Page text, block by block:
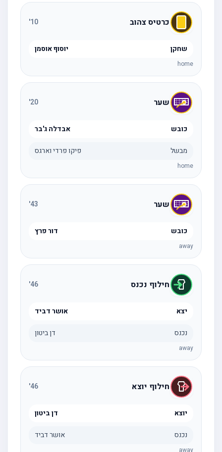
כרטיס צהוב 10
'
שחקן יוסוף אוסמן
home
שער 20
'
כובש אבדלה ג'בר
מבשל פיקו פרדי וארגס
home
שער 43
'
כובש דור פרץ
away
חילוף נכנס 46
'
יצא אושר דביד
נכנס דן ביטון
away
חילוף יוצא 46
'
יוצא דן ביטון
נכנס אושר דביד
away